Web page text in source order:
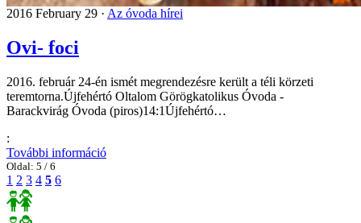
2016 February 29 · Az óvoda hírei
Ovi- foci
2016. február 24-én ismét megrendezésre került a téli körzeti
teremtorna.Újfehértó Oltalom Görögkatolikus Óvoda -
Barackvirág Óvoda (piros)14:1Újfehértó…
:
További információ
Oldal: 5 / 6
1 2 3 4 5 6